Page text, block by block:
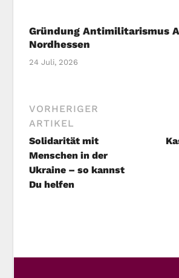
Gründung Antimilitarismus
Nordhessen
24 Juli, 2026
VORHERIGER
ARTIKEL
Solidarität mit
Menschen in der
Ukraine – so kannst
Du helfen